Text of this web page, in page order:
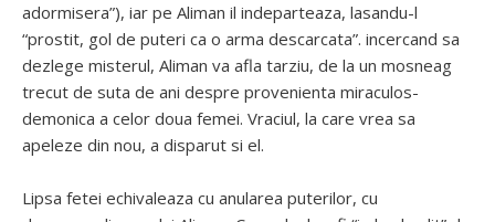
adormisera”), iar pe Aliman il indeparteaza, lasandu-l
“prostit, gol de puteri ca o arma descarcata”. incercand sa
dezlege misterul, Aliman va afla tarziu, de la un mosneag
trecut de suta de ani despre provenienta miraculos-
demonica a celor doua femei. Vraciul, la care vrea sa
apeleze din nou, a disparut si el.
Lipsa fetei echivaleaza cu anularea puterilor, cu